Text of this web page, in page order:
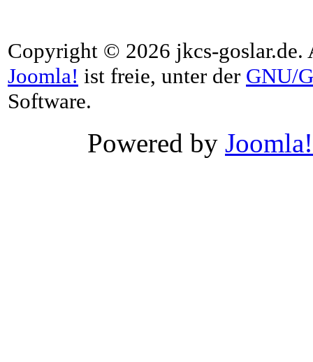
Copyright © 2026 jkcs-goslar.de.
Joomla! ist freie, unter der GNU/
Software.
Powered by Joomla!